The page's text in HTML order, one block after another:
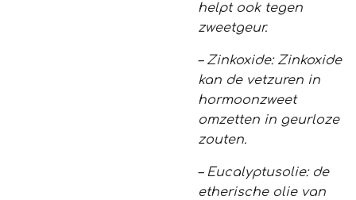
helpt ook tegen
zweetgeur.
– Zinkoxide: Zinkoxide
kan de vetzuren in
hormoonzweet
omzetten in geurloze
zouten.
– Eucalyptusolie: de
etherische olie van